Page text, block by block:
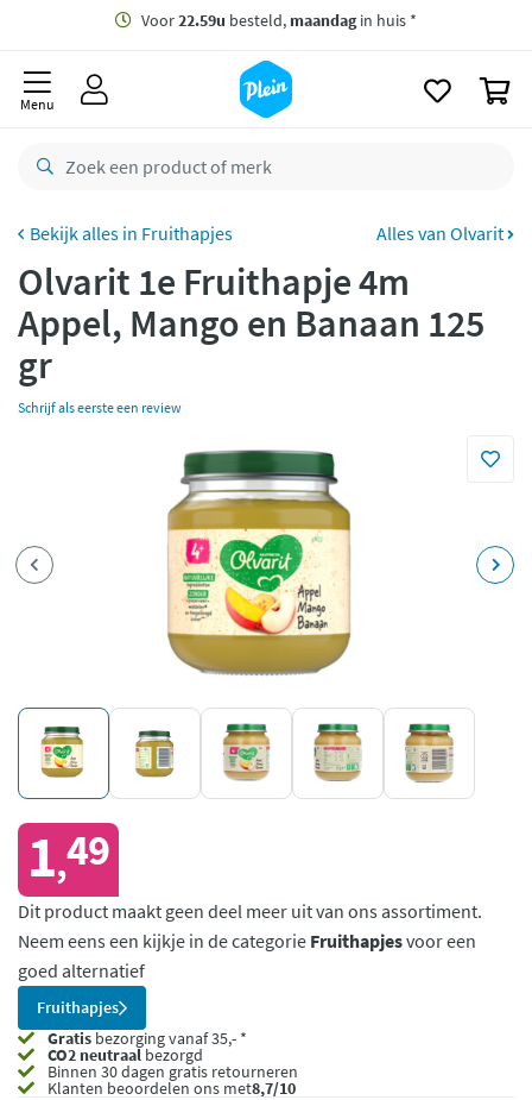
Gratis bezorging vanaf 35,- *
besteld,maandag
retourneren
CO2 neutraal
Betaal met Klarna
Menu
Fruithapjes Alles van Olvarit
Olvarit 1e Fruithapje 4m
Appel, Mango en Banaan 125
gr
Schrijf als eerste een review
1,49
Dit product maakt geen deel meer uit van ons assortiment.
Neem eens een kijkje in de categorie Fruithapjesvoor een
goed alternatief
Fruithapjes
Gratis bezorging vanaf 35,- *
CO2 neutraalbezorgd
Binnen 30 dagen gratis retourneren
Klanten beoordelen ons met8,7/10